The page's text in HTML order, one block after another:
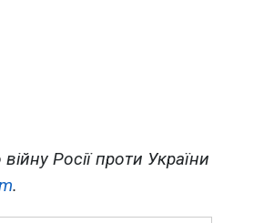
Росії проти України
.